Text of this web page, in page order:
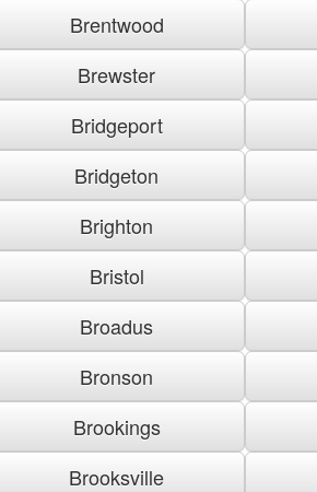
Brentwood
Brewster
Bridgeport
Bridgeton
Brighton
Bristol
Broadus
Bronson
Brookings
Brooksville